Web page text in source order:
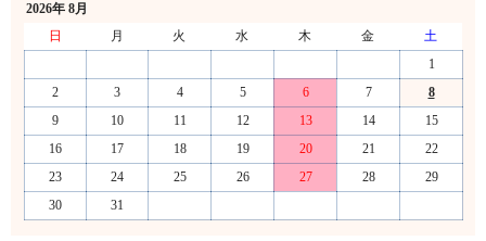
2026年 8月
日
月 火 水 木 金
土
1
2
3 4 5 6 7
8
9
10 11 12 13 14
15
16
17 18 19 20 21
22
23
24 25 26 27 28
29
30
31